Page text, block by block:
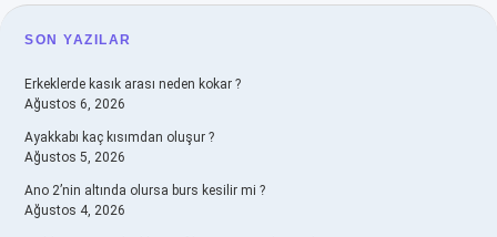
SIDEBAR
SON YAZILAR
Erkeklerde kasık arası neden kokar ?
Ağustos 6, 2026
Ayakkabı kaç kısımdan oluşur ?
Ağustos 5, 2026
Ano 2’nin altında olursa burs kesilir mi ?
Ağustos 4, 2026